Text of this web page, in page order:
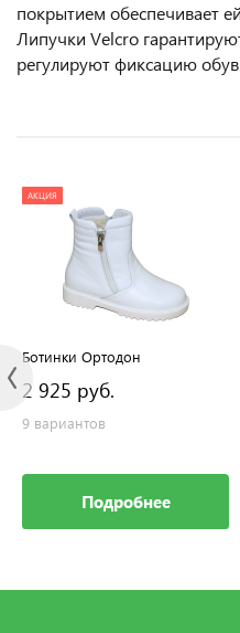
покрытием обеспечивает
Липучки Velcro
регулируют фиксацию
АКЦИЯ
Ботинки Ортодон
2 925 руб.
9 вариантов
Подробнее